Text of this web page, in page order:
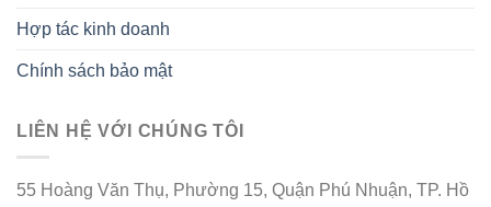
Hợp tác kinh doanh
Chính sách bảo mật
LIÊN HỆ VỚI CHÚNG TÔI
55 Hoàng Văn Thụ, Phường 15, Quận Phú Nhuận, TP. Hồ